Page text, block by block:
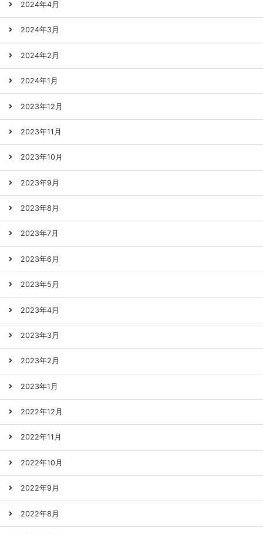
2024年4月
2024年3月
2024年2月
2024年1月
2023年12月
2023年11月
2023年10月
2023年9月
2023年8月
2023年7月
2023年6月
2023年5月
2023年4月
2023年3月
2023年2月
2023年1月
2022年12月
2022年11月
2022年10月
2022年9月
2022年8月